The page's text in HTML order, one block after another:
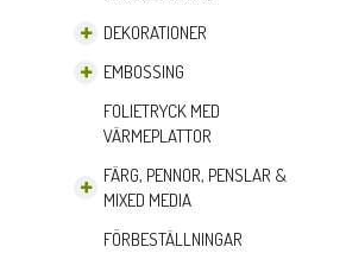
DEKORATIONER
EMBOSSING
FOLIETRYCK MED
VÄRMEPLATTOR
FÄRG, PENNOR, PENSLAR &
MIXED MEDIA
FÖRBESTÄLLNINGAR